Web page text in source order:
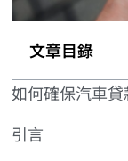
文章目錄
如何確保汽車
引言